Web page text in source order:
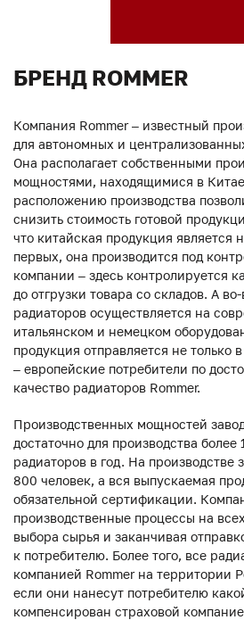
БРЕНД ROMMER
Компания Rommer – известный
для автономных и
Она располагает собственными
мощностями, находящимися в
расположению производства
снизить стоимость готовой
что китайская продукция является
первых, она производится под
компании – здесь контролируется
до отгрузки товара со складов. А
радиаторов осуществляется на
итальянском и немецком
продукция отправляется не только
– европейские потребители по
качество радиаторов Rommer.
Производственных мощностей
достаточно для производства
радиаторов в год. На производстве
800 человек, а вся выпускаемая
обязательной сертификации.
производственные процессы на
выбора сырья и заканчивая
к потребителю. Более того, все
компанией Rommer на территории
если они нанесут потребителю
компенсирован страховой